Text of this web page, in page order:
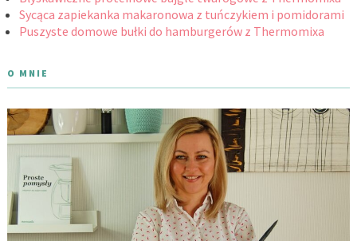
Sycąca zapiekanka makaronowa z tuńczykiem i pomidorami
Puszyste domowe bułki do hamburgerów z Thermomixa
O MNIE